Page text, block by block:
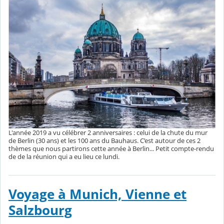
L'année 2019 a vu célébrer 2 anniversaires : celui de la chute du mur
de Berlin (30 ans) et les 100 ans du Bauhaus. C’est autour de ces 2
thèmes que nous partirons cette année à Berlin... Petit compte-rendu
de de la réunion qui a eu lieu ce lundi.
Voyage à Munich, Vienne et
Salzbourg